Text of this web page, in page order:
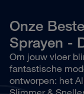
Onze
Sprayen -
Om jouw vloer
fantastische
ontworpen: het